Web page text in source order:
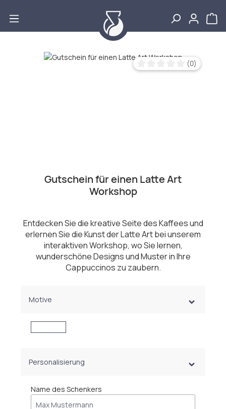
Durchschnittliche
(0)
Bildergalerie überspringen
Gutschein für einen Latte Art
Workshop
Entdecken Sie die kreative Seite des Kaffees und
erlernen Sie die Kunst der Latte Art bei unserem
interaktiven Workshop, wo Sie lernen,
wunderschöne Designs und Muster in Ihre
Cappuccinos zu zaubern.
Motive
Personalisierung
Name des Schenkers